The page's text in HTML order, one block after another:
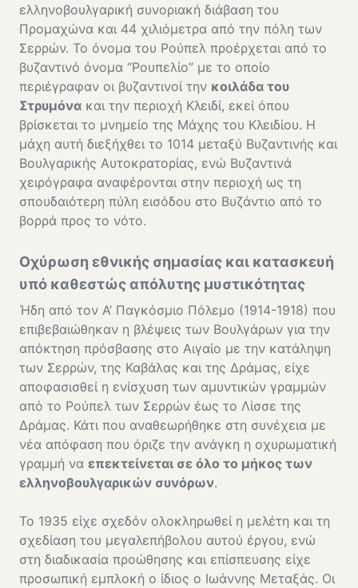
ελληνοβουλγαρική συνοριακή διάβαση του
Προμαχώνα και 44 χιλιόμετρα από την πόλη των
Σερρών. Το όνομα του Ρούπελ προέρχεται από το
βυζαντινό όνομα “Ρουπελίο” με το οποίο
περιέγραφαν οι βυζαντινοί την κοιλάδα του
Στρυμόνα και την περιοχή Κλειδί, εκεί όπου
βρίσκεται το μνημείο της Μάχης του Κλειδίου. Η
μάχη αυτή διεξήχθει το 1014 μεταξύ Βυζαντινής και
Βουλγαρικής Αυτοκρατορίας, ενώ Βυζαντινά
χειρόγραφα αναφέρονται στην περιοχή ως τη
σπουδαιότερη πύλη εισόδου στο Βυζάντιο από το
βορρά προς το νότο.
Οχύρωση εθνικής σημασίας και κατασκευή
υπό καθεστώς απόλυτης μυστικότητας
Ήδη από τον Α’ Παγκόσμιο Πόλεμο (1914-1918) που
επιβεβαιώθηκαν η βλέψεις των Βουλγάρων για την
απόκτηση πρόσβασης στο Αιγαίο με την κατάληψη
των Σερρών, της Καβάλας και της Δράμας, είχε
αποφασισθεί η ενίσχυση των αμυντικών γραμμών
από το Ρούπελ των Σερρών έως το Λίσσε της
Δράμας. Κάτι που αναθεωρήθηκε στη συνέχεια με
νέα απόφαση που όριζε την ανάγκη η οχυρωματική
γραμμή να επεκτείνεται σε όλο το μήκος των
ελληνοβουλγαρικών συνόρων.
Το 1935 είχε σχεδόν ολοκληρωθεί η μελέτη και τη
σχεδίαση του μεγαλεπήβολου αυτού έργου, ενώ
στη διαδικασία προώθησης και επίσπευσης είχε
προσωπική εμπλοκή ο ίδιος ο Ιωάννης Μεταξάς. Οι